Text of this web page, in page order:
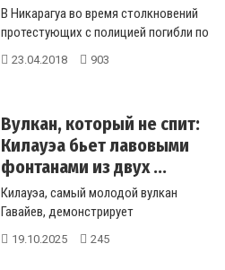
В Никарагуа во время столкновений
протестующих с полицией погибли по
меньшей мере 25 человек, постра...
23.04.2018 903
Вулкан, который не спит:
Килауэа бьет лавовыми
фонтанами из двух ...
Килауэа, самый молодой вулкан
Гавайев, демонстрирует
впечатляющую активность с
19.10.2025 245